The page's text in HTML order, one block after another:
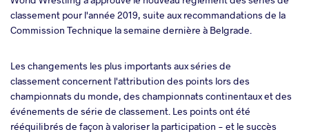
classement pour l'année 2019, suite aux recommandations de la
Commission Technique la semaine dernière à Belgrade.
Les changements les plus importants aux séries de
classement concernent l'attribution des points lors des
championnats du monde, des championnats continentaux et des
événements de série de classement. Les points ont été
rééquilibrés de façon à valoriser la participation - et le succès